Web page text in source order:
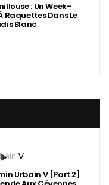
: Un Week-
Raquettes Dans Le
Blanc
Urbain V [Part.2]